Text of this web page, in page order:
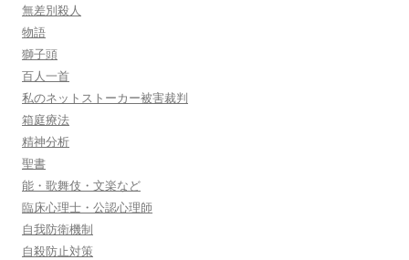
無差別殺人
物語
獅子頭
百人一首
私のネットストーカー被害裁判
箱庭療法
精神分析
聖書
能・歌舞伎・文楽など
臨床心理士・公認心理師
自我防衛機制
自殺防止対策